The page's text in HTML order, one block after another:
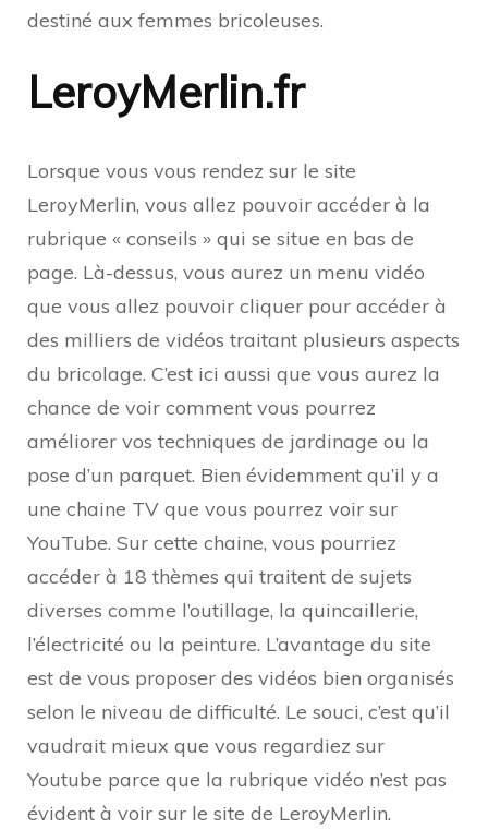
destiné aux femmes bricoleuses.
LeroyMerlin.fr
Lorsque vous vous rendez sur le site
LeroyMerlin, vous allez pouvoir accéder à la
rubrique « conseils » qui se situe en bas de
page. Là-dessus, vous aurez un menu vidéo
que vous allez pouvoir cliquer pour accéder à
des milliers de vidéos traitant plusieurs aspects
du bricolage. C’est ici aussi que vous aurez la
chance de voir comment vous pourrez
améliorer vos techniques de jardinage ou la
pose d’un parquet. Bien évidemment qu’il y a
une chaine TV que vous pourrez voir sur
YouTube. Sur cette chaine, vous pourriez
accéder à 18 thèmes qui traitent de sujets
diverses comme l’outillage, la quincaillerie,
l’électricité ou la peinture. L’avantage du site
est de vous proposer des vidéos bien organisés
selon le niveau de difficulté. Le souci, c’est qu’il
vaudrait mieux que vous regardiez sur
Youtube parce que la rubrique vidéo n’est pas
évident à voir sur le site de LeroyMerlin.